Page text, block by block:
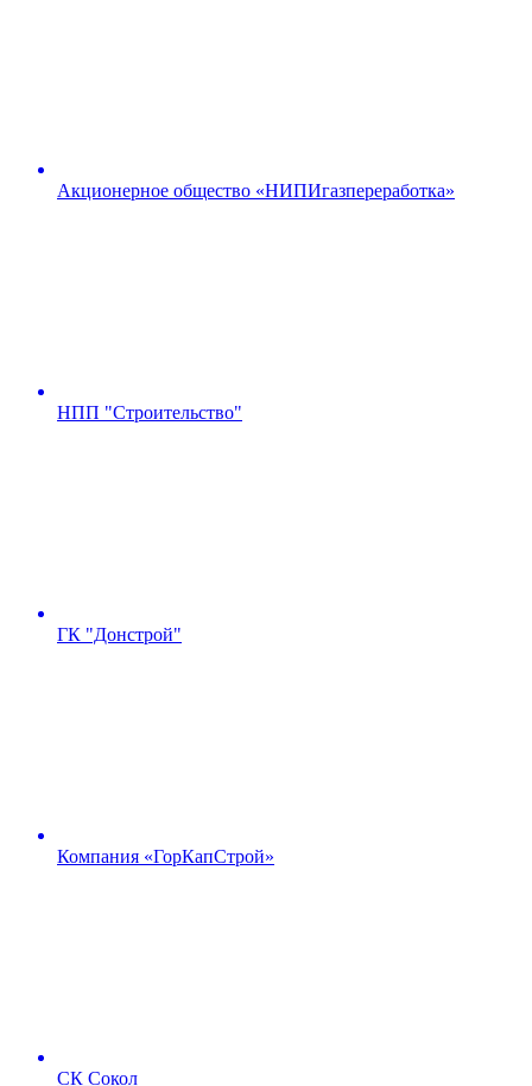
Акционерное общество «НИПИгазпереработка»
НПП "Строительство"
ГК "Донстрой"
Компания «ГорКапСтрой»
СК Сокол